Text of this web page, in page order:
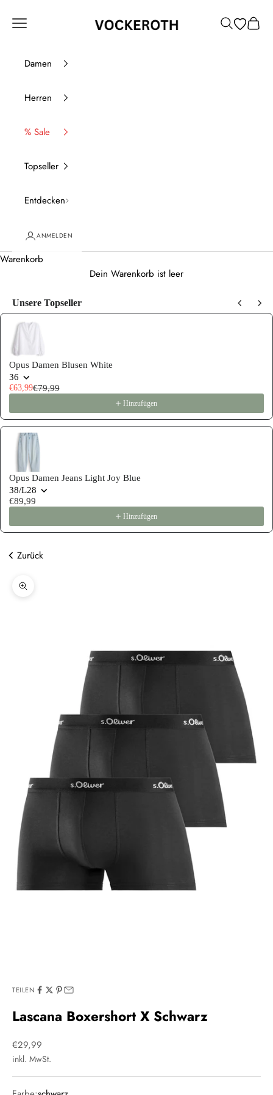
Vockeroth Onlineshop
Menü Suchen
Damen
Herren
% Sale
Topseller
Entdecken
ANMELDEN
Warenkorb
Dein Warenkorb ist leer
Unsere Topseller
Use the Previous and Next buttons to navigate through product
Opus Damen Blusen White
36
€63,99€79,99
Hinzufügen
Opus Damen Jeans Light Joy Blue
38/L28
€89,99
Hinzufügen
Zurück
Bild vergrößern
TEILEN
Lascana Boxershort X Schwarz
Angebot
€29,99
inkl. MwSt.